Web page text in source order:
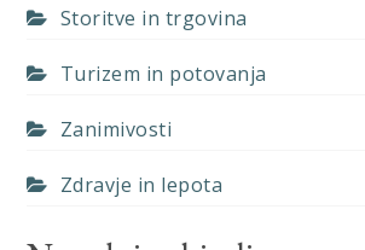
Storitve in trgovina
Turizem in potovanja
Zanimivosti
Zdravje in lepota